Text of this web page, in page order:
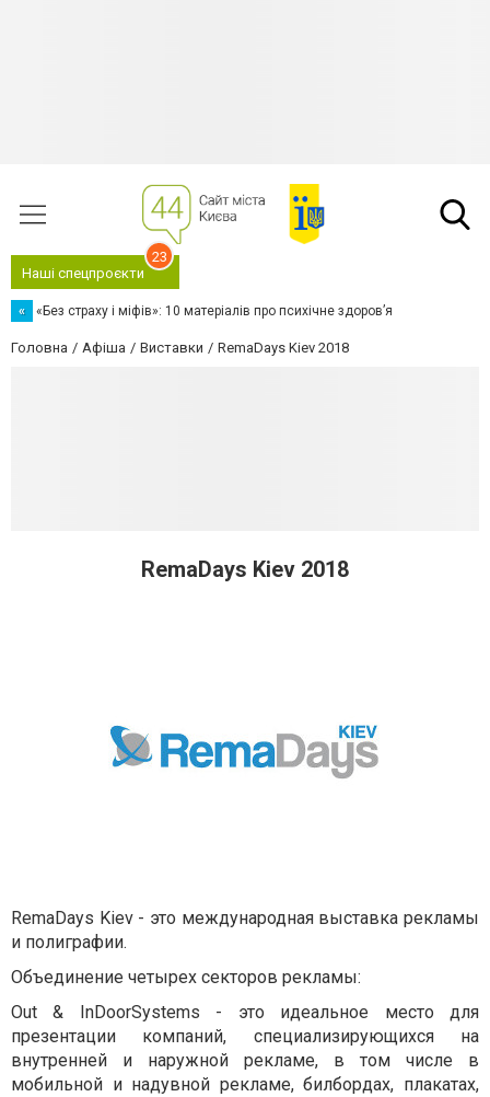
Наші спецпроєкти
23
« «Без страху і міфів»: 10 матеріалів про психічне здоров’я
Головна Афіша Виставки RemaDays Kiev 2018
RemaDays Kiev 2018
RemaDays Kiev - это международная выставка рекламы
и полиграфии.
Объединение четырех секторов рекламы:
Out & InDoorSystems - это идеальное место для
презентации компаний, специализирующихся на
внутренней и наружной рекламе, в том числе в
мобильной и надувной рекламе, билбордах, плакатах,